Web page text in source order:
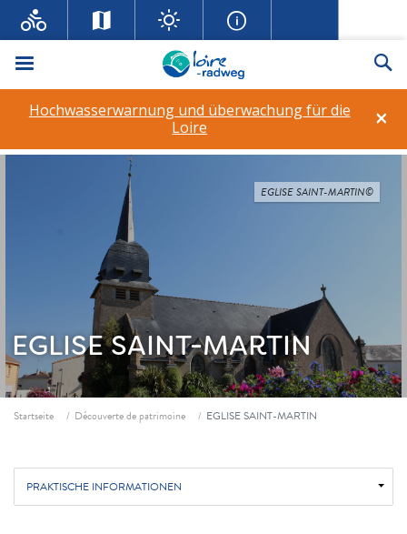
Menü
×
Hochwasserwarnung und überwachung für die
Loire
EGLISE SAINT-MARTIN
EGLISE SAINT-MARTIN©
Fil d'ariane
Startseite Découverte de patrimoine EGLISE SAINT-MARTIN
PRAKTISCHE INFORMATIONEN